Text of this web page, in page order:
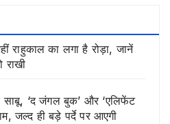
राहुकाल का लगा है रोड़ा, जानें
साबू, ‘द जंगल बुक’ और ‘एलिफेंट
जल्द ही बड़े पर्दे पर आएगी